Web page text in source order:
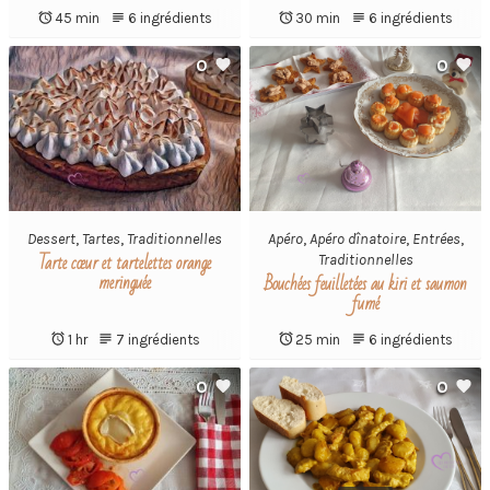
45 min 6 ingrédients 30 min 6 ingrédients
0
Dessert,Tartes,Traditionnelles
Tarte cœur et tartelettes orange
meringuée
1 hr 7 ingrédients
0
Apéro,Apéro dînatoire, Entrées,
Traditionnelles
Bouchées feuilletées au kiri et saumon
fumé
25 min 6 ingrédients
0 0